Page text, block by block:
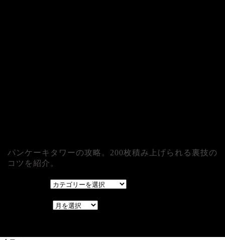
パンケーキタワーの攻略。200枚積み上げられる裏技の
コツを紹介。